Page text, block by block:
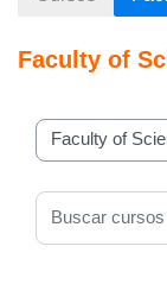
Faculty of
Categorías
Buscar cursos